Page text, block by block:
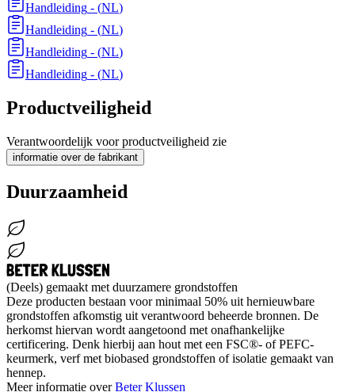
Handleiding - (NL)
Handleiding - (NL)
Handleiding - (NL)
Handleiding - (NL)
Productveiligheid
Verantwoordelijk voor productveiligheid zie
informatie over de fabrikant
Duurzaamheid
(Deels) gemaakt met duurzamere grondstoffen
Deze producten bestaan voor minimaal 50% uit hernieuwbare
grondstoffen afkomstig uit verantwoord beheerde bronnen. De
herkomst hiervan wordt aangetoond met onafhankelijke
certificering. Denk hierbij aan hout met een FSC®- of PEFC-
keurmerk, verf met biobased grondstoffen of isolatie gemaakt van
hennep.
Meer informatie overBeter Klussen